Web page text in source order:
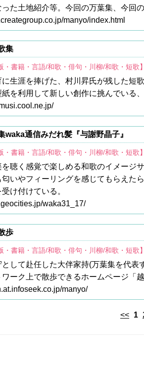
った土地紹介等。今回の万葉集、今回
manyo/index.html
集
・書籍・言語/和歌・俳句・川柳/和歌・短歌
に生涯を捧げた、村川昇氏が残した短
紙を利用して新しい創作に挑んでいる
waka通信みだれ髪『与謝野晶子』
・書籍・言語/和歌・俳句・川柳/和歌・短歌
聴く感覚で楽しめる和歌のイメージ
いやフィーリングを感じてもらえた
け付けている。
waka31_17/
歩
・書籍・言語/和歌・俳句・川柳/和歌・短歌
として赴任した大伴家持(万葉集を代
ワーク上で散歩できるホームページ「
manyo/
<< 1